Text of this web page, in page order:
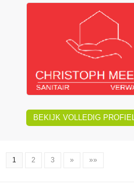
BEKIJK VOLLEDIG PROFIEL
1 2 3 » »»